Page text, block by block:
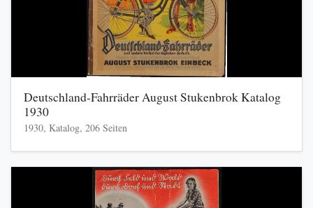
Deutschland-Fahrräder August Stukenbrok Katalog
1930
1930, Katalog, 206 Seiten